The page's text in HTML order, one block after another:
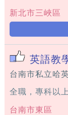
新北市三峽區
英語教
台南市私立哈
全職，專科以
台南市東區